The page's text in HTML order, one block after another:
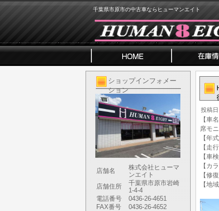
千葉県市原市の中古車ならヒューマンエイト
ショップインフォメー
ション
店舗名
株式会社ヒューマ
ンエイト
店舗住所
千葉県市原市岩崎
1-4-4
電話番号
0436-26-4651
FAX番号
0436-26-4652
投稿日
【車
席モ
【年
【走
【車
【カ
【修
【地